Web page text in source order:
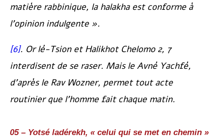
matière rabbinique, la halakha est conforme à
l’opinion indulgente ».
[6]. Or lé-Tsionet Halikhot Chelomo2, 7
interdisent de se raser. Mais leAvné Yachfé,
d’après le Rav Wozner, permet tout acte
routinier que l’homme fait chaque matin.
05 – Yotsé ladérekh, « celui qui se met en chemin »